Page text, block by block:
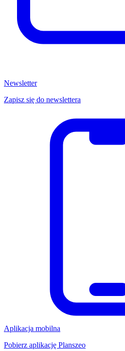
Newsletter
Zapisz się do newslettera
Aplikacja mobilna
Pobierz aplikację Planszeo